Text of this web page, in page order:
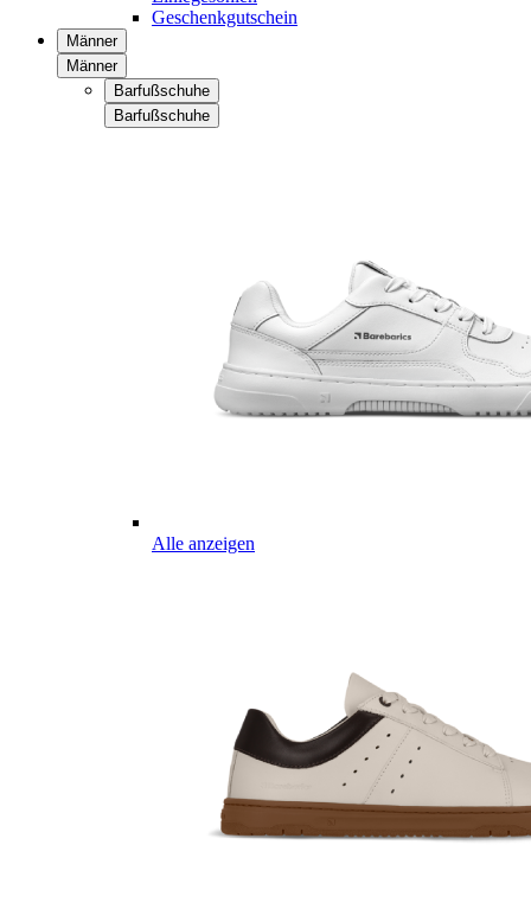
Geschenkgutschein
Männer
Männer
Barfußschuhe
Barfußschuhe
Alle anzeigen